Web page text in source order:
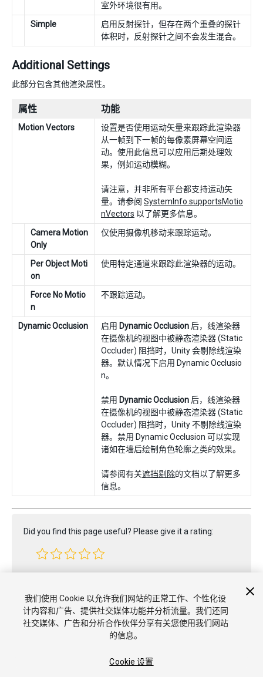
室外环境很有用。
Simple
启用反射探针，但存在两个重叠的探针
体积时，反射探针之间不会发生混合。
Additional Settings
此部分包含其他渲染属性。
属性 功能
Motion Vectors
设置是否使用运动矢量来跟踪此渲染器
从一帧到下一帧的每像素屏幕空间运
动。使用此信息可以应用后期处理效
果，例如运动模糊。
请注意，并非所有平台都支持运动矢
量。请参阅 SystemInfo.supportsMotio
nVectors 以了解更多信息。
Camera Motion
Only
仅使用摄像机移动来跟踪运动。
Per Object Moti
on
使用特定通道来跟踪此渲染器的运动。
Force No Motio
n
不跟踪运动。
Dynamic Occlusion 启用 Dynamic Occlusion 后，线渲染器
在摄像机的视图中被静态渲染器 (Static
Occluder) 阻挡时，Unity 会剔除线渲染
器。默认情况下启用 Dynamic Occlusio
n。
禁用 Dynamic Occlusion 后，线渲染器
在摄像机的视图中被静态渲染器 (Static
Occluder) 阻挡时，Unity 不剔除线渲染
器。禁用 Dynamic Occlusion 可以实现
诸如在墙后绘制角色轮廓之类的效果。
请参阅有关遮挡剔除的文档以了解更多
信息。
Did you find this page useful? Please give it a rating:
我们使用 Cookie 以允许我们网站的正常工作、个性化设
计内容和广告、提供社交媒体功能并分析流量。我们还同
社交媒体、广告和分析合作伙伴分享有关您使用我们网站
的信息。
Cookie 设置